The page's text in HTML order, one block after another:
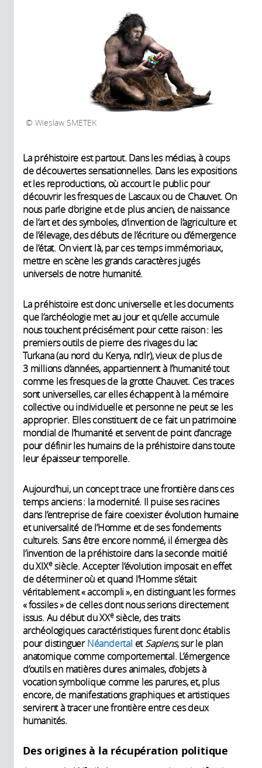
Wieslaw SMETEK
La préhistoire est partout. Dans les médias, à coups
de découvertes sensationnelles. Dans les expositions
et les reproductions, où accourt le public pour
découvrir les fresques de Lascaux ou de Chauvet. On
nous parle d’origine et de plus ancien, de naissance
de l’art et des symboles, d’invention de l’agriculture et
de l’élevage, des débuts de l’écriture ou d’émergence
de l’état. On vient là, par ces temps immémoriaux,
mettre en scène les grands caractères jugés
universels de notre humanité.
La préhistoire est donc universelle et les documents
que l’archéologie met au jour et qu’elle accumule
nous touchent précisément pour cette raison : les
premiers outils de pierre des rivages du lac
Turkana (au nord du Kenya, ndlr), vieux de plus de
3 millions d’années, appartiennent à l’humanité tout
comme les fresques de la grotte Chauvet. Ces traces
sont universelles, car elles échappent à la mémoire
collective ou individuelle et personne ne peut se les
approprier. Elles constituent de ce fait un patrimoine
mondial de l’humanité et servent de point d’ancrage
pour définir les humains de la préhistoire dans toute
leur épaisseur temporelle.
Aujourd’hui, un concept trace une frontière dans ces
temps anciens : la modernité. Il puise ses racines
dans l’entreprise de faire coexister évolution humaine
et universalité de l’Homme et de ses fondements
culturels. Sans être encore nommé, il émergea dès
l’invention de la préhistoire dans la seconde moitié
du XIXesiècle. Accepter l’évolution imposait en effet
de déterminer où et quand l’Homme s’était
véritablement « accompli », en distinguant les formes
« fossiles » de celles dont nous serions directement
issus. Au début du XXesiècle, des traits
archéologiques caractéristiques furent donc établis
pour distinguerNéandertal etSapiens,sur le plan
anatomique comme comportemental. L’émergence
d’outils en matières dures animales, d’objets à
vocation symbolique comme les parures, et, plus
encore, de manifestations graphiques et artistiques
servirent à tracer une frontière entre ces deux
humanités.
Des origines à la récupération politique